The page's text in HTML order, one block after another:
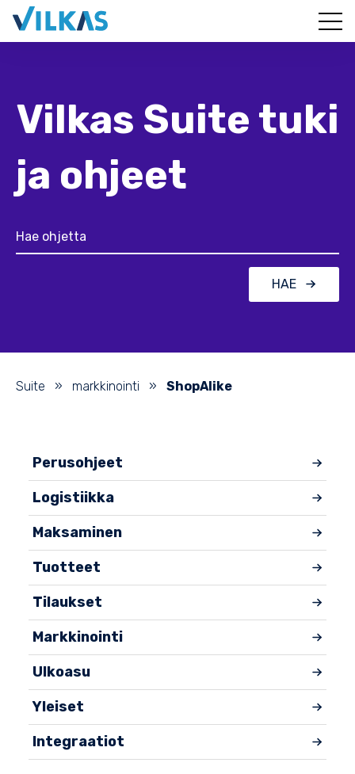
Vilkas Suite tuki
ja ohjeet
HAE
Suite » markkinointi » ShopAlike
Perusohjeet
Logistiikka
Maksaminen
Tuotteet
Tilaukset
Markkinointi
Ulkoasu
Yleiset
Integraatiot